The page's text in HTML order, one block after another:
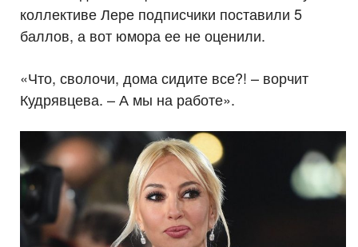
коллективе Лере подписчики поставили 5
баллов, а вот юмора ее не оценили.
«Что, сволочи, дома сидите все?! – ворчит
Кудрявцева. – А мы на работе».